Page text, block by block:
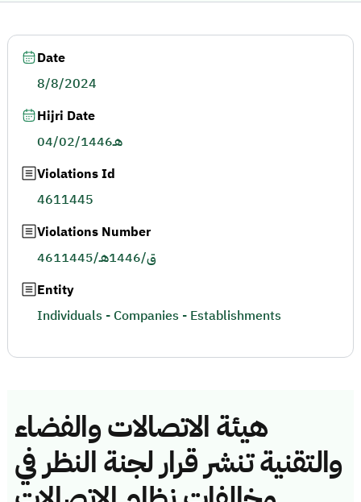
هيئة الاتصالات والفضاء
والتقنية تنشر قرار لجنة النظر في
Date
8/8/2024
Hijri Date
04/02/1446هـ
Violations Id
4611445
Violations Number
4611445/ق/1446هـ
Entity
Individuals - Companies - Establishments